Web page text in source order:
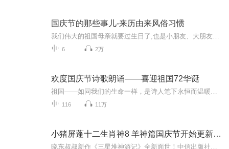
国庆节的那些事儿-来历由来风俗习惯
6 2万
欢度国庆节诗歌朗诵——喜迎祖国72华诞
116 11万
小猪屏蓬十二生肖神8 羊神篇国庆节开始更新啦！